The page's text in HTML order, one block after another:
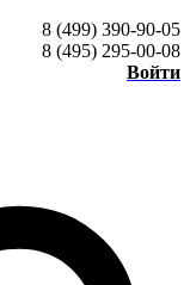
8 (499) 390-90-05
8 (495) 295-00-08
Войти